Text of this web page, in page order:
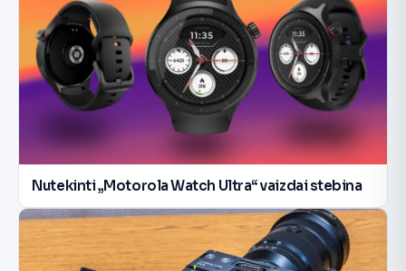
Nutekinti „Motorola Watch Ultra“ vaizdai stebina